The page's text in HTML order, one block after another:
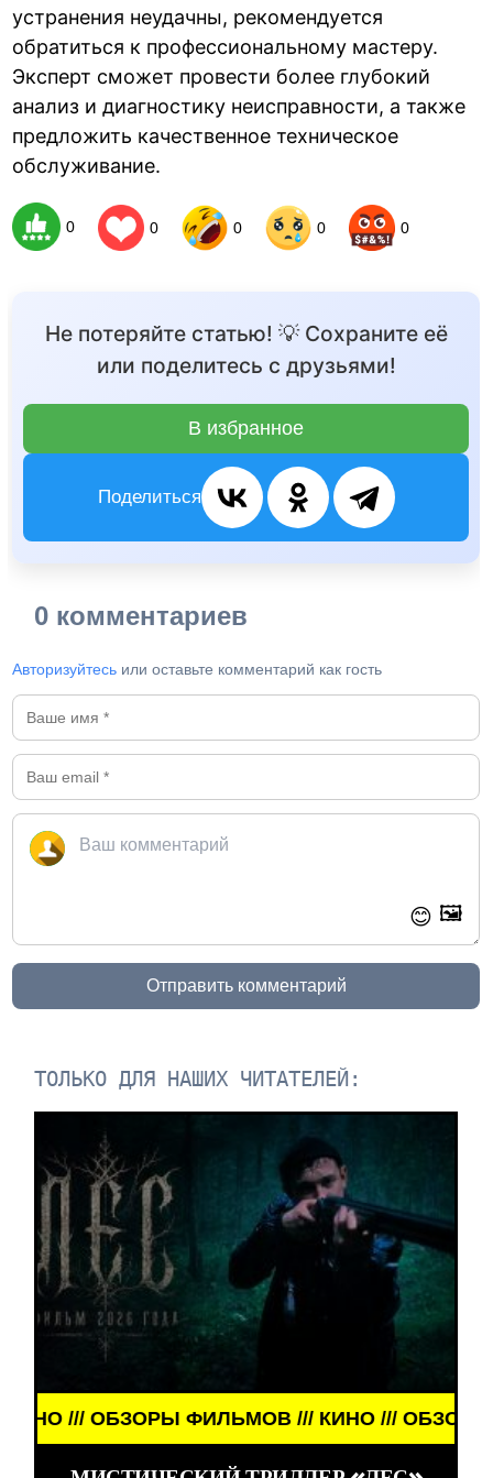
устранения неудачны, рекомендуется
обратиться к профессиональному мастеру.
Эксперт сможет провести более глубокий
анализ и диагностику неисправности, а также
предложить качественное техническое
обслуживание.
0 0 0 0 0
Не потеряйте статью! 💡 Сохраните её
или поделитесь с друзьями!
В избранное
Поделиться
0 комментариев
Авторизуйтесь или оставьте комментарий как гость
😊 🖼️
Отправить комментарий
ТОЛЬКО ДЛЯ НАШИХ ЧИТАТЕЛЕЙ:
ОБЗОРЫ ФИЛЬМОВ /// КИНО /// ОБЗОРЫ